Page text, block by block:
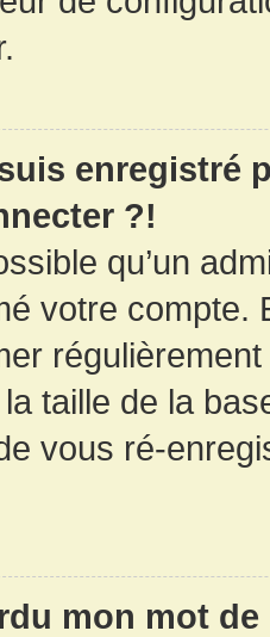
enregistré
?!
qu’un
votre compte.
taille de la
vous ré-
mon mot